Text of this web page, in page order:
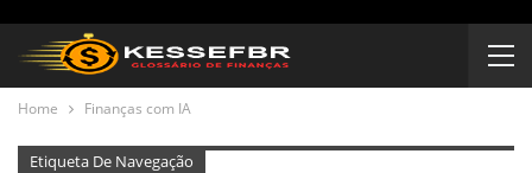
Home Finanças com IA
Etiqueta De Navegação